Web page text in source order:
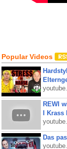
Popular Videos
REWI
I
Das